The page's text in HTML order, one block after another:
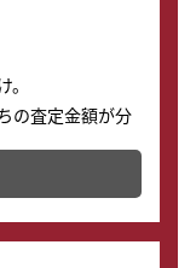
の査定金額が分